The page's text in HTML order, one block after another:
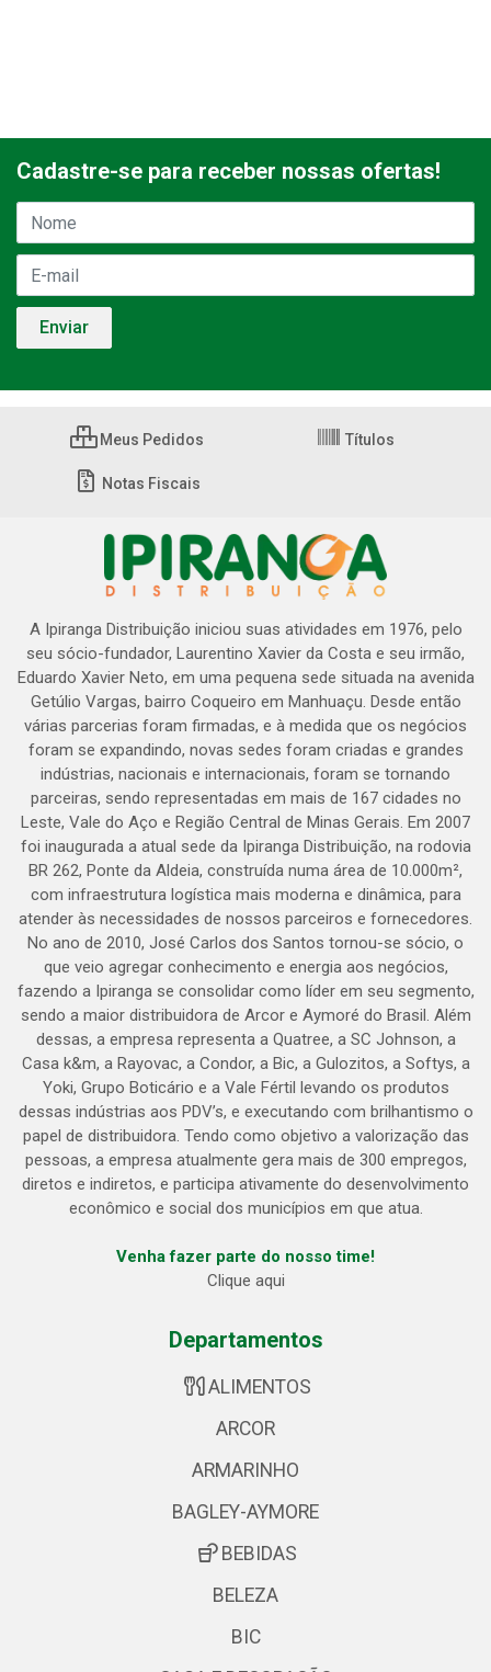
Cadastre-se para receber nossas ofertas!
Meus Pedidos Títulos
Notas Fiscais
A Ipiranga Distribuição iniciou suas atividades em 1976, pelo
seu sócio-fundador, Laurentino Xavier da Costa e seu irmão,
Eduardo Xavier Neto, em uma pequena sede situada na avenida
Getúlio Vargas, bairro Coqueiro em Manhuaçu. Desde então
várias parcerias foram firmadas, e à medida que os negócios
foram se expandindo, novas sedes foram criadas e grandes
indústrias, nacionais e internacionais, foram se tornando
parceiras, sendo representadas em mais de 167 cidades no
Leste, Vale do Aço e Região Central de Minas Gerais. Em 2007
foi inaugurada a atual sede da Ipiranga Distribuição, na rodovia
BR 262, Ponte da Aldeia, construída numa área de 10.000m²,
com infraestrutura logística mais moderna e dinâmica, para
atender às necessidades de nossos parceiros e fornecedores.
No ano de 2010, José Carlos dos Santos tornou-se sócio, o
que veio agregar conhecimento e energia aos negócios,
fazendo a Ipiranga se consolidar como líder em seu segmento,
sendo a maior distribuidora de Arcor e Aymoré do Brasil. Além
dessas, a empresa representa a Quatree, a SC Johnson, a
Casa k&m, a Rayovac, a Condor, a Bic, a Gulozitos, a Softys, a
Yoki, Grupo Boticário e a Vale Fértil levando os produtos
dessas indústrias aos PDV’s, e executando com brilhantismo o
papel de distribuidora. Tendo como objetivo a valorização das
pessoas, a empresa atualmente gera mais de 300 empregos,
diretos e indiretos, e participa ativamente do desenvolvimento
econômico e social dos municípios em que atua.
Venha fazer parte do nosso time!
Clique aqui
Departamentos
ALIMENTOS
ARCOR
ARMARINHO
BAGLEY-AYMORE
BEBIDAS
BELEZA
BIC